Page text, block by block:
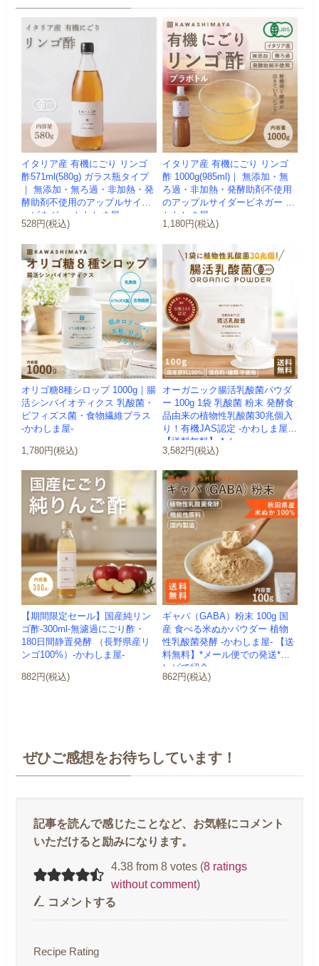
イタリア産 有機にごり リンゴ
酢571ml(580g) ガラス瓶タイプ
｜ 無添加・無ろ過・非加熱・発
酵助剤不使用のアップルサイダ
ービネガー -かわしま屋-
528円(税込)
イタリア産 有機にごり リンゴ
酢 1000g(985ml)｜ 無添加・無
ろ過・非加熱・発酵助剤不使用
のアップルサイダービネガー -
かわしま屋-
1,180円(税込)
オリゴ糖8種シロップ 1000g｜腸
活シンバイオティクス 乳酸菌・
ビフィズス菌・食物繊維プラス
-かわしま屋-
1,780円(税込)
オーガニック腸活乳酸菌パウダ
ー 100g 1袋 乳酸菌 粉末 発酵食
品由来の植物性乳酸菌30兆個入
り！有機JAS認定 -かわしま屋-
【送料無料】 *メ...
3,582円(税込)
【期間限定セール】国産純リン
ゴ酢-300ml-無濾過にごり酢・
180日間静置発酵 （長野県産リ
ンゴ100%）-かわしま屋-
882円(税込)
ギャバ（GABA）粉末 100g 国
産 食べる米ぬかパウダー 植物
性乳酸菌発酵 -かわしま屋- 【送
料無料】*メール便での発送*テ
レビで紹介
862円(税込)
ぜひご感想をお待ちしています！
4.38 from 8 votes (8 ratings
without comment)
コメントする
Recipe Rating